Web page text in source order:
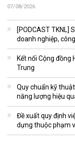
07/08/2026
[PODCAST TKNL]
doanh nghiệp,
Kết nối Cộng đồng
Trung
Quy chuẩn kỹ
năng lượng hiệu
Đề xuất quy định
dựng thuộc phạm